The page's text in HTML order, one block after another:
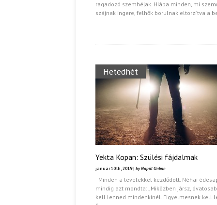
ragadozó szemhéjak. Hiába minden, mi
szájnak ingere, felhők borulnak eltorzítva a
Hetedhét
Yekta Kopan: Szülési fájdalmak
január 10th, 2019 | by Napút Online
Minden a levelekkel kezdődött. Néhai
mindig azt mondta: „Miközben jársz,
kell lenned mindenkinél. Figyelmesnek kell
Káplán Géza: Erotikai